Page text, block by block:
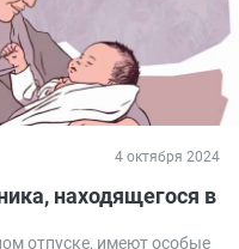
4 октября 2024
находящегося в
отпуске, имеют особые